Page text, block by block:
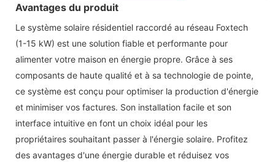
Avantages du produit
Le système solaire résidentiel raccordé au réseau Foxtech
(1-15 kW) est une solution fiable et performante pour
alimenter votre maison en énergie propre. Grâce à ses
composants de haute qualité et à sa technologie de pointe,
ce système est conçu pour optimiser la production d'énergie
et minimiser vos factures. Son installation facile et son
interface intuitive en font un choix idéal pour les
propriétaires souhaitant passer à l'énergie solaire. Profitez
des avantages d'une énergie durable et réduisez vos